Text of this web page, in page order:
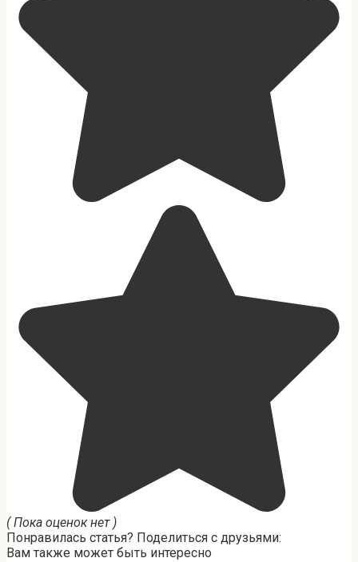
( Пока оценок нет )
Понравилась статья? Поделиться с друзьями:
Вам также может быть интересно